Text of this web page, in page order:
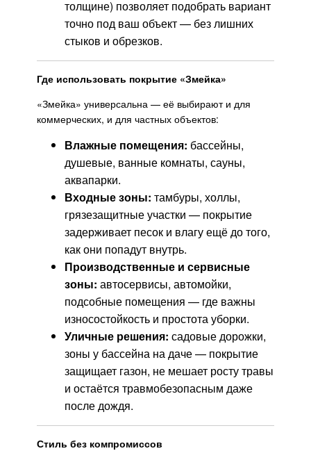
толщине) позволяет подобрать вариант
точно под ваш объект — без лишних
стыков и обрезков.
Где использовать покрытие «Змейка»
«Змейка» универсальна — её выбирают и для
коммерческих, и для частных объектов:
Влажные помещения: бассейны,
душевые, ванные комнаты, сауны,
аквапарки.
Входные зоны: тамбуры, холлы,
грязезащитные участки — покрытие
задерживает песок и влагу ещё до того,
как они попадут внутрь.
Производственные и сервисные
зоны: автосервисы, автомойки,
подсобные помещения — где важны
износостойкость и простота уборки.
Уличные решения: садовые дорожки,
зоны у бассейна на даче — покрытие
защищает газон, не мешает росту травы
и остаётся травмобезопасным даже
после дождя.
Стиль без компромиссов